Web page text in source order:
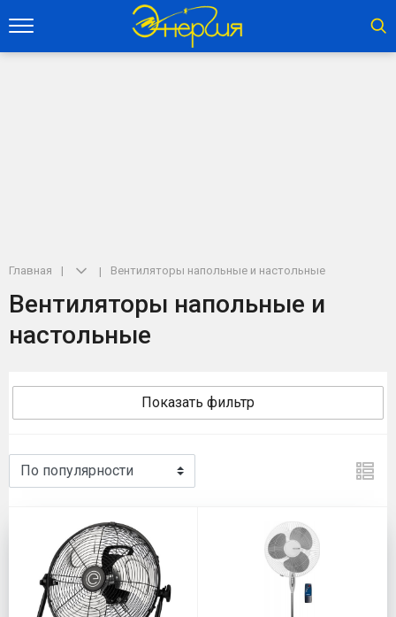
Главная Вентиляторы напольные и настольные
Вентиляторы напольные и
настольные
Показать фильтр